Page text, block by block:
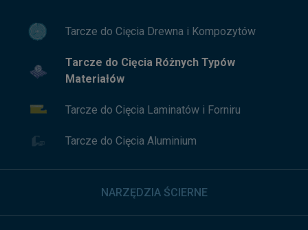
Tarcze do Cięcia Drewna i Kompozytów
Tarcze do Cięcia Różnych Typów
Materiałów
Tarcze do Cięcia Laminatów i Forniru
Tarcze do Cięcia Aluminium
NARZĘDZIA ŚCIERNE